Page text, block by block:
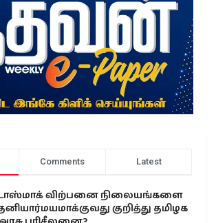
Comments Latest
விற்பனை நிலையங்களை
குறித்து தமிழக